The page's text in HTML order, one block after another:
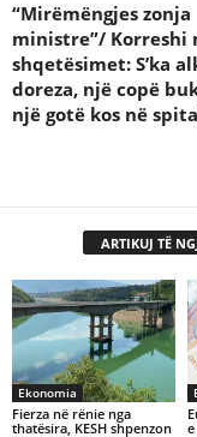
“Mirëmëngjes zonja
ministre”/ Korreshi
shqetësimet: S’ka
doreza, një copë
një gotë kos në
ARTIKUJ TË
Ekonomia
Fierza në rënie nga
thatësira, KESH shpenzon